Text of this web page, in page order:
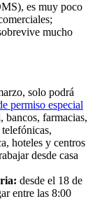
es muy poco
mucho
solo podrá
permiso especial
bancos, farmacias,
hoteles y centros
desde casa
desde el 18 de
entre las 8:00